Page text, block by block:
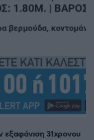
εξαφάνιση 31χρονου